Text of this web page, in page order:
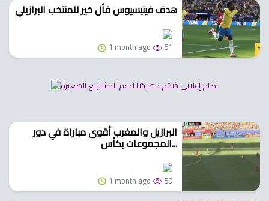
هدف فينيسيوس فأل خير للمنتخب البرازيلي
1 month ago 51
البرازيل والمغرب أقوى مباراة في دور
المجموعات بكأس...
1 month ago 59